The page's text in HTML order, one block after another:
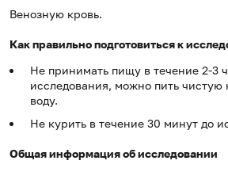
Венозную кровь.
Как правильно подготовиться к
Не принимать пищу в течение 2-3
исследования, можно пить чистую
воду.
Не курить в течение 30 минут до
Общая информация об исследовании